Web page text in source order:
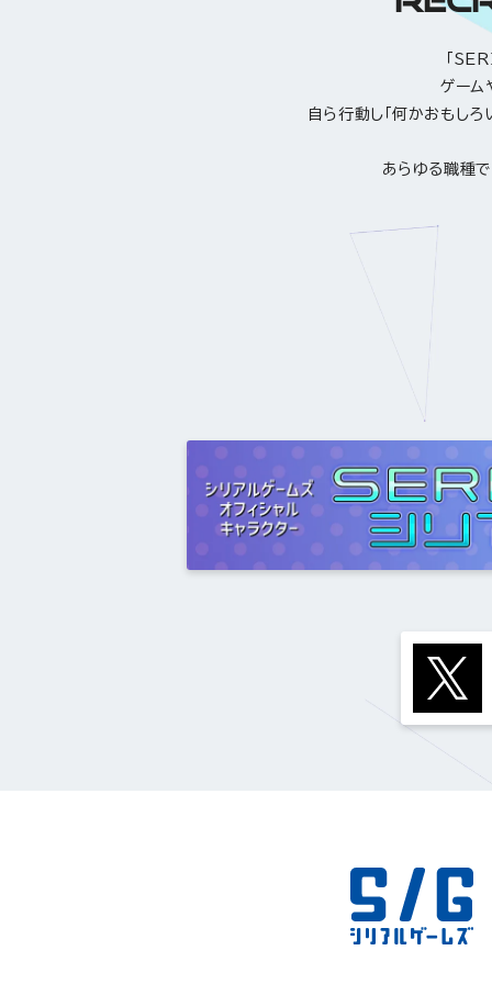
「
ゲーム
自ら行動し「何かおもし
あらゆる職種